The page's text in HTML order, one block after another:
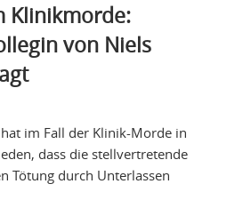
Klinikmorde:
von Niels
im Fall der Klinik-Morde in
dass die stellvertretende
Tötung durch Unterlassen